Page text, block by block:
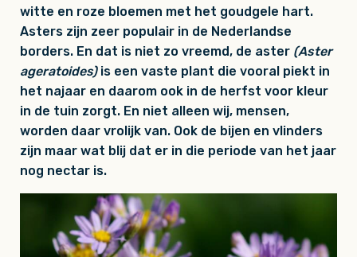
witte en roze bloemen met het goudgele hart.
Asters zijn zeer populair in de Nederlandse
borders. En dat is niet zo vreemd, de aster (Aster
ageratoides)is een vaste plant die vooral piekt in
het najaar en daarom ook in de herfst voor kleur
in de tuin zorgt. En niet alleen wij, mensen,
worden daar vrolijk van. Ook de bijen en vlinders
zijn maar wat blij dat er in die periode van het jaar
nog nectar is.